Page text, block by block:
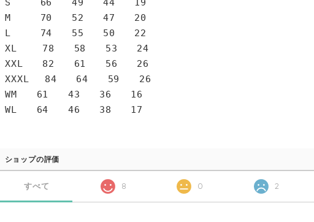
M 70 52 47 20
L 74 55 50 22
XL 78 58 53 24
XXL 82 61 56 26
XXXL 84 64 59 26
WM 61 43 36 16
WL 64 46 38 17
ショップの評価
すべて 8 0 2